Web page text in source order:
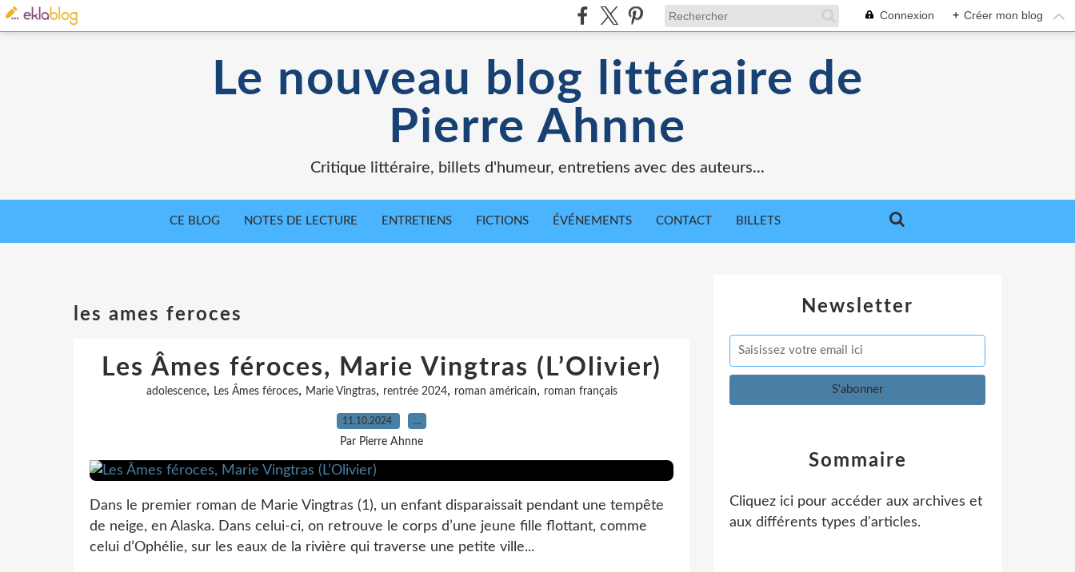
Connexion + Créer mon blog
Le nouveau blog littéraire de
Pierre Ahnne
Critique littéraire, billets d'humeur, entretiens avec des auteurs...
CE BLOG NOTES DE LECTURE ENTRETIENS FICTIONS ÉVÉNEMENTS CONTACT BILLETS
les ames feroces
Les Âmes féroces, Marie Vingtras (L’Olivier)
adolescence, Les Âmes féroces, Marie Vingtras, rentrée 2024, roman américain, roman français
11.10.2024 …
Par Pierre Ahnne
Dans le premier roman de Marie Vingtras (1), un enfant disparaissait pendant une tempête
de neige, en Alaska. Dans celui-ci, on retrouve le corps d’une jeune fille flottant, comme
celui d’Ophélie, sur les eaux de la rivière qui traverse une petite ville...
Newsletter
Sommaire
Cliquez ici pour accéder aux archives et
aux différents types d'articles.